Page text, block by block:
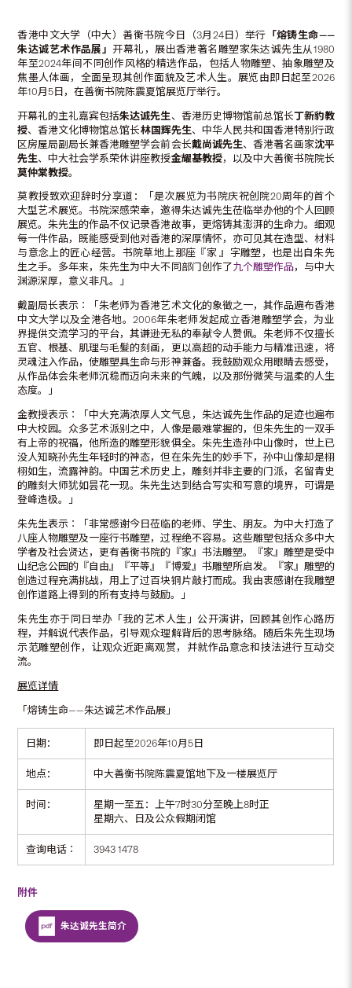
香港中文大学（中大）善衡书院今日（3月24日）举行 「熔铸生命——
朱达诚艺术作品展 」开幕礼，展出香港著名雕塑家朱达诚先生从1980
年至2024年间不同创作风格的精选作品，包括人物雕塑、抽象雕塑及
焦墨人体画，全面呈现其创作面貌及艺术人生。展览由即日起至2026
年10月5日，在善衡书院陈震夏馆展览厅举行。
开幕礼的主礼嘉宾包括朱达诚先生 、香港历史博物馆前总馆长丁新豹教
授、香港文化博物馆总馆长林国辉先生、中华人民共和国香港特别行政
区房屋局副局长兼香港雕塑学会前会长戴尚诚先生、香港著名画家沈平
先生、中大社会学系荣休讲座教授金耀基教授，以及中大善衡书院院长
莫仲棠教授。
莫教授致欢迎辞时分享道：「是次展览为书院庆祝创院20周年的首个
大型艺术展览。书院深感荣幸，邀得朱达诚先生莅临举办他的个人回顾
展览。朱先生的作品不仅记录香港故事，更熔铸其澎湃的生命力。细观
每一件作品，既能感受到他对香港的深厚情怀，亦可见其在造型、材料
与意念上的匠心经营。书院草地上那座『家 』字雕塑，也是出自朱先
生之手。多年来，朱先生为中大不同部门创作了九个雕塑作品，与中大
渊源深厚，意义非凡。」
戴副局长表示︰「朱老师为香港艺术文化的象徵之一，其作品遍布香港
中文大学以及全港各地。2006年朱老师发起成立香港雕塑学会，为业
界提供交流学习的平台，其谦逊无私的奉献令人赞佩。朱老师不仅擅长
五官、根基、肌理与毛髮的刻画，更以高超的动手能力与精准迅速，将
灵魂注入作品，使雕塑具生命与形神兼备。我鼓励观众用眼睛去感受，
从作品体会朱老师沉稳而迈向未来的气魄，以及那份微笑与温柔的人生
态度。」
金教授表示︰「中大充满浓厚人文气息，朱达诚先生作品的足迹也遍布
中大校园。众多艺术派别之中，人像是最难掌握的，但朱先生的一双手
有上帝的祝福，他所造的雕塑形貌俱全。朱先生造孙中山像时，世上已
没人知晓孙先生年轻时的神态，但在朱先生的妙手下，孙中山像却是栩
栩如生，流露神韵。中国艺术历史上，雕刻并非主要的门派，名留青史
的雕刻大师犹如昙花一现。朱先生达到结合写实和写意的境界，可谓是
登峰造极。」
朱先生表示︰「非常感谢今日莅临的老师、学生、朋友。为中大打造了
八座人物雕塑及一座行书雕塑，过程绝不容易。这些雕塑包括众多中大
学者及社会贤达，更有善衡书院的『家』书法雕塑。『家』雕塑是受中
山纪念公园的『自由』『平等』『博爱』书雕塑所启发。『家』雕塑的
创造过程充满挑战，用上了过百块铜片敲打而成。我由衷感谢在我雕塑
创作道路上得到的所有支持与鼓励。」
朱先生亦于同日举办「我的艺术人生」公开演讲，回顾其创作心路历
程，并解说代表作品，引导观众理解背后的思考脉络。随后朱先生现场
示范雕塑创作，让观众近距离观赏，并就作品意念和技法进行互动交
流。
展览详情
「熔铸生命——朱达诚艺术作品展」
日期： 即日起至2026年10月5日
地点： 中大善衡书院陈震夏馆地下及一楼展览厅
时间：
星期一至五：上午7时30分至晚上8时正
星期六、日及公众假期闭馆
查询电话︰ 3943 1478
附件
朱达诚先生简介